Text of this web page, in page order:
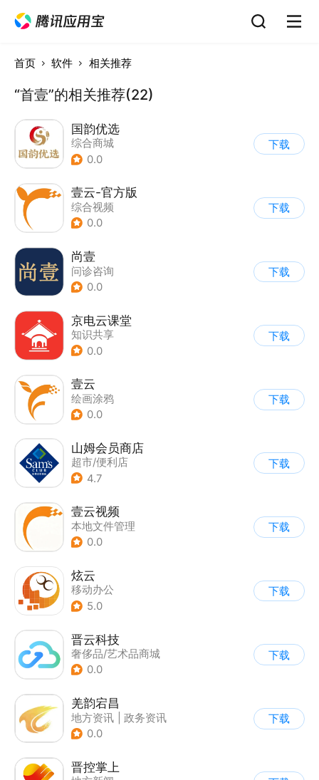
首页 软件 相关推荐
“首壹”的相关推荐(22)
国韵优选
综合商城
0.0
下载
壹云-官方版
综合视频
0.0
下载
尚壹
问诊咨询
0.0
下载
京电云课堂
知识共享
0.0
下载
壹云
绘画涂鸦
0.0
下载
山姆会员商店
超市/便利店
4.7
下载
壹云视频
本地文件管理
0.0
下载
炫云
移动办公
5.0
下载
晋云科技
奢侈品/艺术品商城
0.0
下载
羌韵宕昌
地方资讯
政务资讯
0.0
下载
晋控掌上